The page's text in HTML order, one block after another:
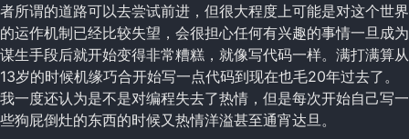
者所谓的道路可以去尝试前进，但很大程度上可能是对这个世界
的运作机制已经比较失望，会很担心任何有兴趣的事情一旦成为
谋生手段后就开始变得非常糟糕，就像写代码一样。满打满算从
13岁的时候机缘巧合开始写一点代码到现在也毛20年过去了。
我一度还认为是不是对编程失去了热情，但是每次开始自己写一
些狗屁倒灶的东西的时候又热情洋溢甚至通宵达旦。